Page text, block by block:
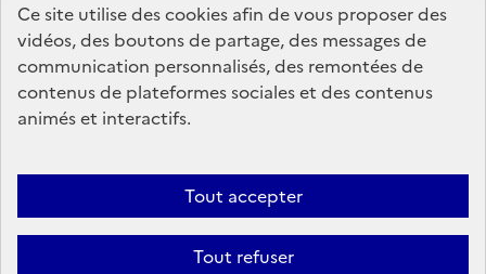
Ce site utilise des cookies afin de vous proposer des
vidéos, des boutons de partage, des messages de
communication personnalisés, des remontées de
contenus de plateformes sociales et des contenus
animés et interactifs.
Tout accepter
Tout refuser
MINISTÈRE
DE LA CULTURE
data.gouv.fr